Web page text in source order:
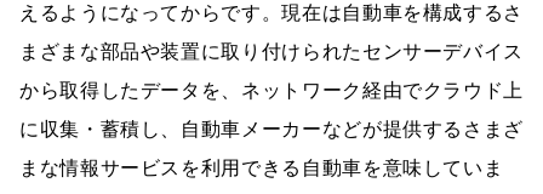
えるようになってからです。現在は自動車を構成するさ
まざまな部品や装置に取り付けられたセンサーデバイス
から取得したデータを、ネットワーク経由でクラウド上
に収集・蓄積し、自動車メーカーなどが提供するさまざ
まな情報サービスを利用できる自動車を意味していま